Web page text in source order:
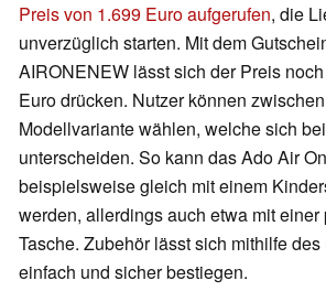
Preis von 1.699 Euro aufgerufen, die
unverzüglich starten. Mit dem
AIRONENEW lässt sich der Preis
Euro drücken. Nutzer können
Modellvariante wählen, welche sich
unterscheiden. So kann das Ado Air
beispielsweise gleich mit einem
werden, allerdings auch etwa mit einer
Tasche. Zubehör lässt sich mithilfe des
einfach und sicher bestiegen.